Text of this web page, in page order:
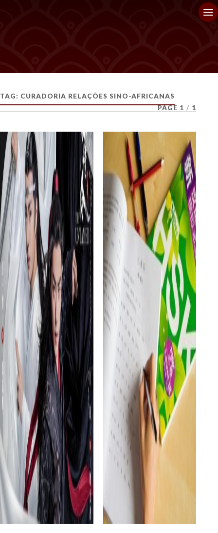
TAG: CURADORIA RELAÇÕES SINO-AFRICANAS
PAGE 1 / 1